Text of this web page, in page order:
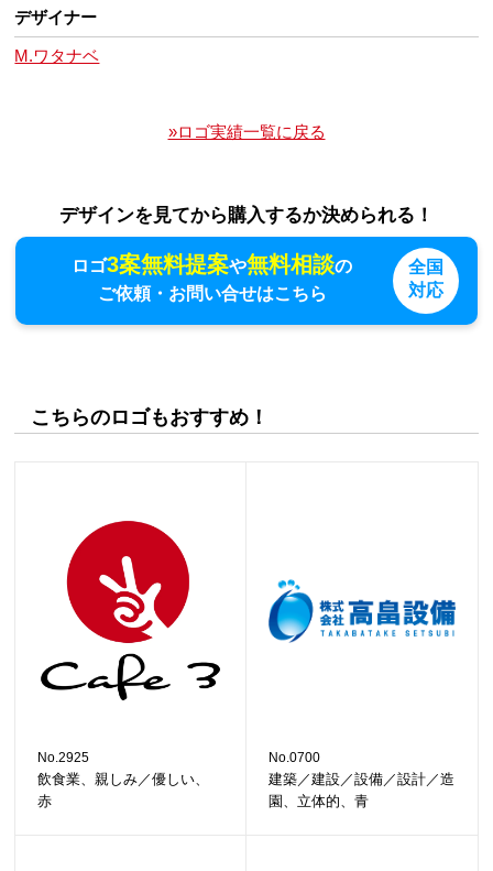
デザイナー
M.ワタナベ
»ロゴ実績一覧に戻る
デザインを見てから購入するか決められる！
ロゴ3案無料提案や無料相談の
ご依頼・お問い合せはこちら
全国
対応
こちらのロゴもおすすめ！
No.2925
飲食業、親しみ／優しい、
赤
No.0700
建築／建設／設備／設計／造
園、立体的、青